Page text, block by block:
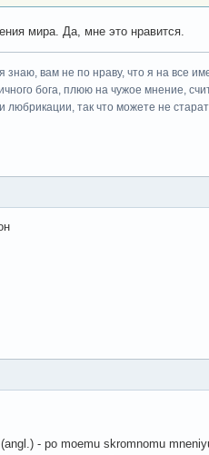
мира. Да, мне это нравится.
вам не по нраву, что я на все
бога, плюю на чужое мнение,
так что можете не
- po moemu skromnomu